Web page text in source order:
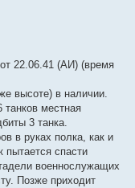
22.06.41 (АИ) (время
высоте) в наличии.
танков местная
3 танка.
в руках полка, как и
пытается спасти
военнослужащих
Позже приходит